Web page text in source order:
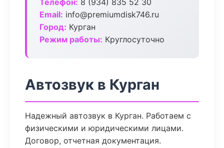
Телефон: 8 (934) 835 52 30
Email: info@premiumdisk746.ru
Город: Курган
Режим работы: Круглосуточно
Автозвук в Курган
Надежный автозвук в Курган. Работаем с
физическими и юридическими лицами.
Договор, отчетная документация.